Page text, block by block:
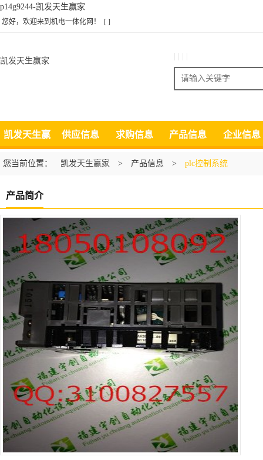
p14g9244-凯发天生赢家
您好，欢迎来到机电一体化网！ [ ]
凯发天生赢家
搜索
凯发天生赢
家
供应信息 求购信息 产品信息 企业信息
您当前位置： 凯发天生赢家 > 产品信息 > plc控制系统
产品简介